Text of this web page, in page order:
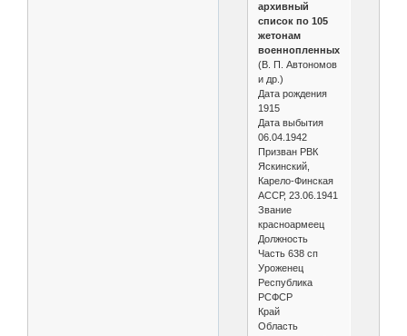
архивный
список по 105
жетонам
военнопленных
(В. П. Автономов
и др.)
Дата рождения
1915
Дата выбытия
06.04.1942
Призван РВК
Яскинский,
Карело-Финская
АССР, 23.06.1941
Звание
красноармеец
Должность
Часть 638 сп
Уроженец
Республика
РСФСР
Край
Область